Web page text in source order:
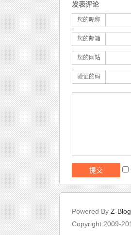
发表评论
您的昵称
您的邮箱
您的网站
验证的码
Powered By Z-Blog
Copyright 2009-